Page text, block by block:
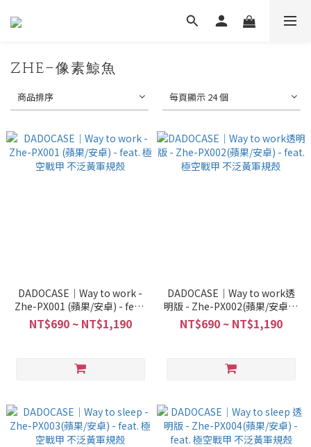
ZHE-像素鯨魚
商品排序 每頁顯示 24 個
DADOCASE｜Way to work -
Zhe-PX001 (蘋果/安卓) - feat.
極空戰甲 不泛黃軍規殼
NT$690 ~ NT$1,190
DADOCASE｜Way to work透
明版 - Zhe-PX002(蘋果/安卓) -
feat. 極空戰甲 不泛黃軍規殼
NT$690 ~ NT$1,190